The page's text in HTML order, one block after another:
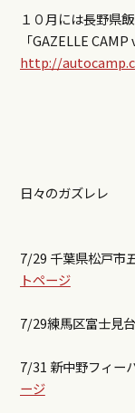
１０月には長野県
「GAZELLE CAMP
http://
日々のガズレレ
7/29 千葉県松戸市
トページ
7/29練馬区富士見
7/31 新中野フィー
ージ